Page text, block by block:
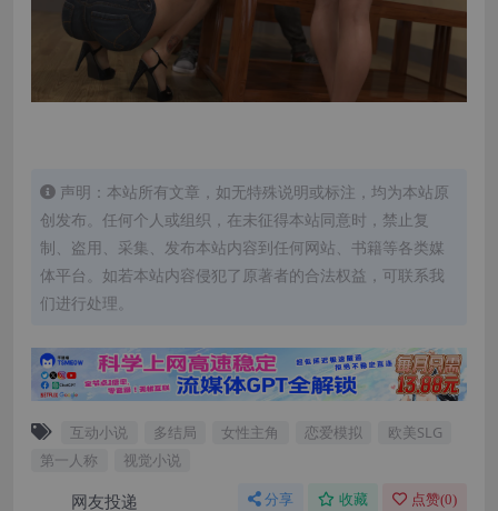
声明：本站所有文章，如无特殊说明或标注，均为本站原
创发布。任何个人或组织，在未征得本站同意时，禁止复
制、盗用、采集、发布本站内容到任何网站、书籍等各类媒
体平台。如若本站内容侵犯了原著者的合法权益，可联系我
们进行处理。
互动小说 多结局 女性主角 恋爱模拟
欧美SLG
第一人称
视觉小说
网友投递 分享 收藏 点赞(0)